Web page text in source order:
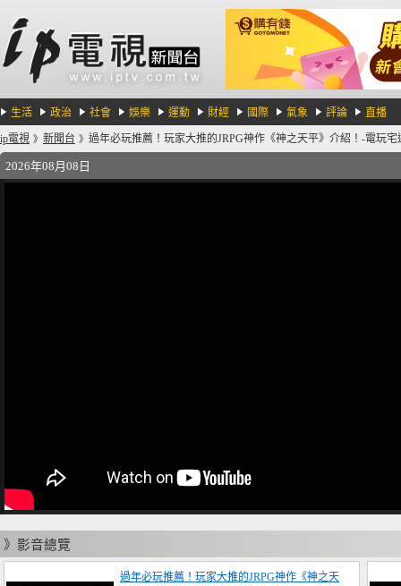
生活 政治 社會 娛樂 運動 財經 國際 氣象 評論 直播
ip電視 》 新聞台 》 過年必玩推薦！玩家大推的JRPG神作《神之天平》介紹！-電玩宅
2026年08月08日
》影音總覽
過年必玩推薦！玩家大推的JRPG神作《神之天